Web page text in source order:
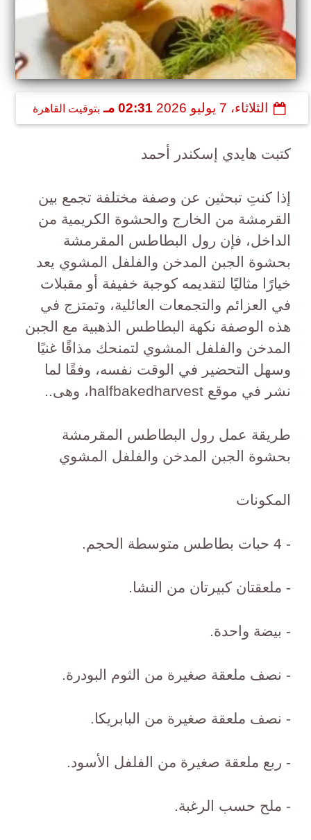
الثلاثاء، 7 يوليو 2026 02:31 مـ بتوقيت القاهرة
كتبت هايدي إسكندر أحمد
إذا كنتِ تبحثين عن وصفة مختلفة تجمع بين
القرمشة من الخارج والحشوة الكريمية من
الداخل، فإن رول البطاطس المقرمشة
بحشوة الجبن المدخن والفلفل المشوي يعد
خيارًا مثاليًا لتقديمه كوجبة خفيفة أو مقبلات
في العزائم والتجمعات العائلية، وتمتزج في
هذه الوصفة نكهة البطاطس الذهبية مع الجبن
المدخن والفلفل المشوي لتمنحك مذاقًا غنيًا
وسهل التحضير في الوقت نفسه، وفقًا لما
نشر في موقع halfbakedharvest، وهى..
طريقة عمل رول البطاطس المقرمشة
بحشوة الجبن المدخن والفلفل المشوي
المكونات
- 4 حبات بطاطس متوسطة الحجم.
- ملعقتان كبيرتان من النشا.
- بيضة واحدة.
- نصف ملعقة صغيرة من الثوم البودرة.
- نصف ملعقة صغيرة من البابريكا.
- ربع ملعقة صغيرة من الفلفل الأسود.
- ملح حسب الرغبة.